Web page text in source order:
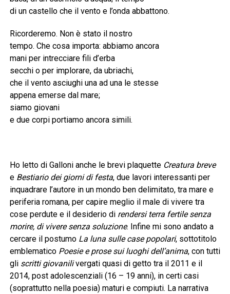
di un castello che il vento e l’onda abbattono.
Ricorderemo. Non è stato il nostro
tempo. Che cosa importa: abbiamo ancora
mani per intrecciare fili d’erba
secchi o per implorare, da ubriachi,
che il vento asciughi una ad una le stesse
appena emerse dal mare;
siamo giovani
e due corpi portiamo ancora simili.
Ho letto di Galloni anche le brevi plaquette Creatura breve
e Bestiario dei giorni di festa, due lavori interessanti per
inquadrare l’autore in un mondo ben delimitato, tra mare e
periferia romana, per capire meglio il male di vivere tra
cose perdute e il desiderio di rendersi terra fertile senza
morire, di vivere senza soluzione. Infine mi sono andato a
cercare il postumo La luna sulle case popolari, sottotitolo
emblematico Poesie e prose sui luoghi dell’anima, con tutti
gli scritti giovanilivergati quasi di getto tra il 2011 e il
2014, post adolescenziali (16 – 19 anni), in certi casi
(soprattutto nella poesia) maturi e compiuti. La narrativa